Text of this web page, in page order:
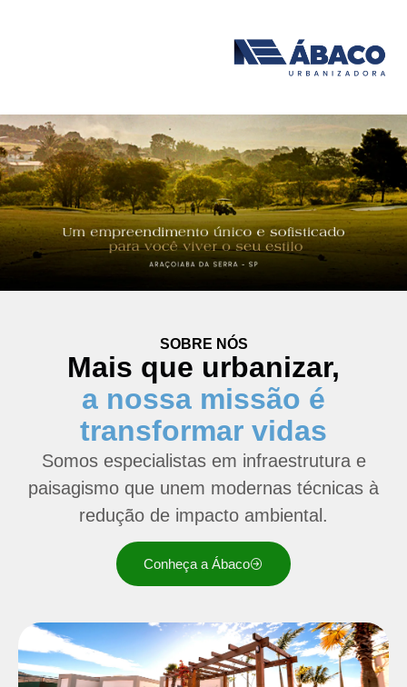
SOBRE NÓS
Mais que urbanizar,
a nossa missão é
transformar vidas
Somos especialistas em infraestrutura e
paisagismo que unem modernas técnicas à
redução de impacto ambiental.
Conheça a Ábaco